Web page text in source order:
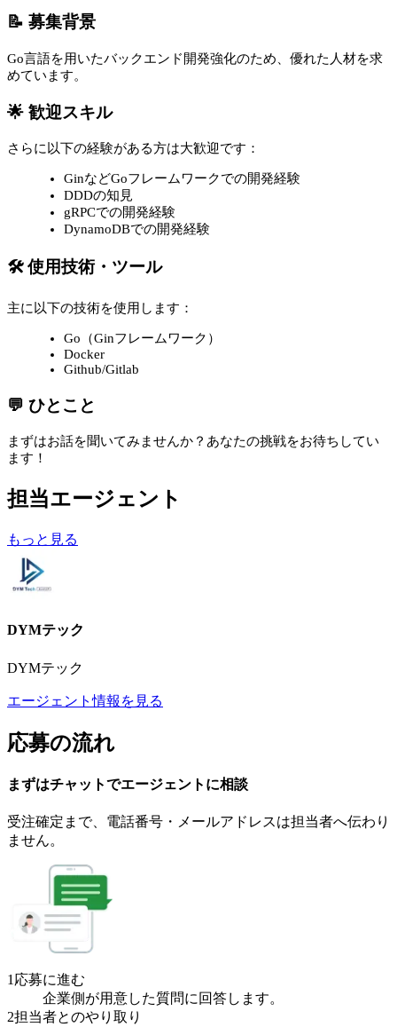
📝 募集背景
Go言語を用いたバックエンド開発強化のため、優れた人材を求
めています。
🌟 歓迎スキル
さらに以下の経験がある方は大歓迎です：
GinなどGoフレームワークでの開発経験
DDDの知見
gRPCでの開発経験
DynamoDBでの開発経験
🛠 使用技術・ツール
主に以下の技術を使用します：
Go（Ginフレームワーク）
Docker
Github/Gitlab
💬 ひとこと
まずはお話を聞いてみませんか？あなたの挑戦をお待ちしてい
ます！
担当エージェント
もっと見る
DYMテック
DYMテック
エージェント情報を見る
応募の流れ
まずはチャットでエージェント に相談
受注確定まで、 電話番号・メールアドレスは担当者へ伝わり
ません。
1 応募に進む
企業側が用意した質問に回答します。
2担当者とのやり取り